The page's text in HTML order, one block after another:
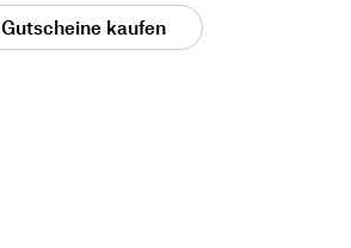
Gutscheine kaufen